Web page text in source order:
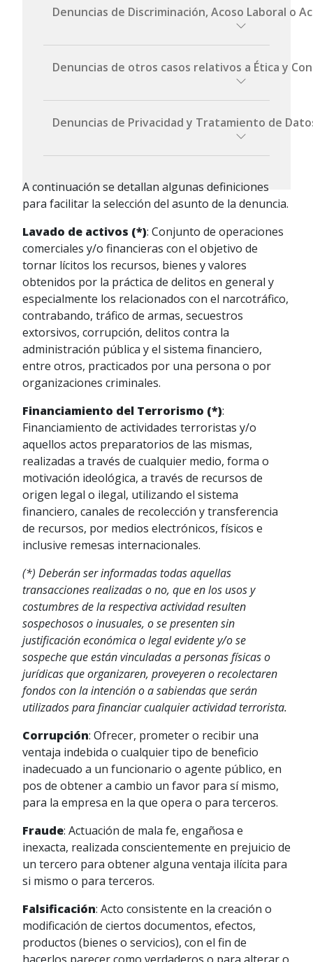
Por correo
lavadodeactivos@portose
guro.com.uy
Formulario web (canal
Denuncias de Discriminación, Acoso Laboral o
Por correo
ComitedeEticayConducta@
portoseguro.com.uy
Denuncias de otros casos relativos a Ética y
Por correo
ComitedeEticayConducta@
portoseguro.com.uy
Formulario web (canal
anónimo):completar formulario aquí.
Denuncias de Privacidad y Tratamiento de
electrónico:protecciondedatos@porto
seguro.com.uy
A continuación se detallan algunas definiciones
para facilitar la selección del asunto de la denuncia.
Lavado de activos (*): Conjunto de operaciones
comerciales y/o financieras con el objetivo de
tornar lícitos los recursos, bienes y valores
obtenidos por la práctica de delitos en general y
especialmente los relacionados con el narcotráfico,
contrabando, tráfico de armas, secuestros
extorsivos, corrupción, delitos contra la
administración pública y el sistema financiero,
entre otros, practicados por una persona o por
organizaciones criminales.
Financiamiento del Terrorismo (*):
Financiamiento de actividades terroristas y/o
aquellos actos preparatorios de las mismas,
realizadas a través de cualquier medio, forma o
motivación ideológica, a través de recursos de
origen legal o ilegal, utilizando el sistema
financiero, canales de recolección y transferencia
de recursos, por medios electrónicos, físicos e
inclusive remesas internacionales.
(*) Deberán ser informadas todas aquellas
transacciones realizadas o no, que en los usos y
costumbres de la respectiva actividad resulten
sospechosos o inusuales, o se presenten sin
justificación económica o legal evidente y/o se
sospeche que están vinculadas a personas físicas o
jurídicas que organizaren, proveyeren o recolectaren
fondos con la intención o a sabiendas que serán
utilizados para financiar cualquier actividad terrorista.
Corrupción: Ofrecer, prometer o recibir una
ventaja indebida o cualquier tipo de beneficio
inadecuado a un funcionario o agente público, en
pos de obtener a cambio un favor para sí mismo,
para la empresa en la que opera o para terceros.
Fraude: Actuación de mala fe, engañosa e
inexacta, realizada conscientemente en prejuicio de
un tercero para obtener alguna ventaja ilícita para
si mismo o para terceros.
Falsificación: Acto consistente en la creación o
modificación de ciertos documentos, efectos,
productos (bienes o servicios), con el fin de